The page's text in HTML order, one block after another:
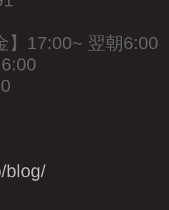
】17:00~ 翌朝6:00
blog/